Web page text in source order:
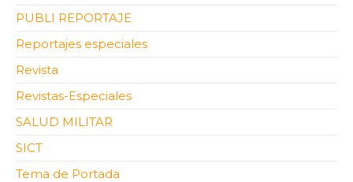
PUBLI REPORTAJE
Reportajes especiales
Revista
Revistas-Especiales
SALUD MILITAR
SICT
Tema de Portada